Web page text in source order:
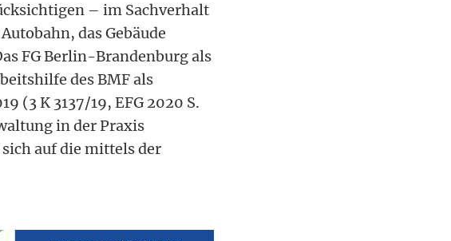
– im Sachverhalt
das Gebäude
FG Berlin-Brandenburg als
des BMF als
(3 K 3137/19, EFG 2020 S.
in der Praxis
auf die mittels der